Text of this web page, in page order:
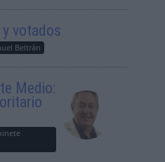
votados
Beltrán
Medio: